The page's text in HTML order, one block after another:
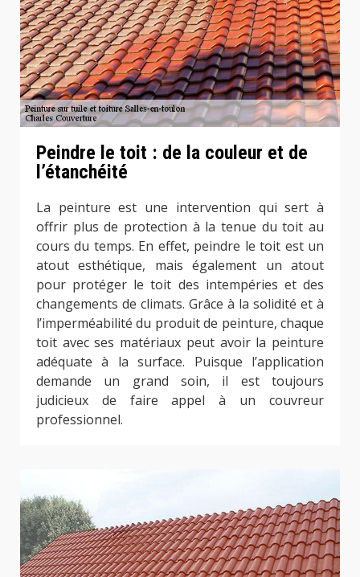
Peindre le toit : de la couleur et de
l’étanchéité
La peinture est une intervention qui sert à
offrir plus de protection à la tenue du toit au
cours du temps. En effet, peindre le toit est un
atout esthétique, mais également un atout
pour protéger le toit des intempéries et des
changements de climats. Grâce à la solidité et à
l’imperméabilité du produit de peinture, chaque
toit avec ses matériaux peut avoir la peinture
adéquate à la surface. Puisque l’application
demande un grand soin, il est toujours
judicieux de faire appel à un couvreur
professionnel.